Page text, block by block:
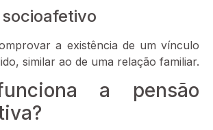
a existência de um vínculo
similar ao de uma relação familiar.
a pensão